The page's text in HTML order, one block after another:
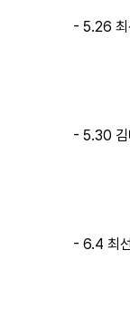
- 5.26 최
- 5.30 김
- 6.4 최